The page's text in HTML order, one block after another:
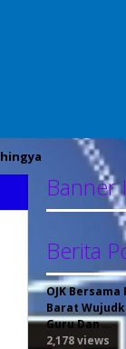
Banner
Berita
OJK
Barat
Guru Dan …
2,178 views